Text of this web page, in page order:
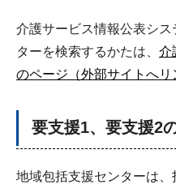
介護サービス情報公表シ
ターを検索するかたは、 介
のページ（外部サイトへリ
要支援1、要支援2
地域包括支援センターは